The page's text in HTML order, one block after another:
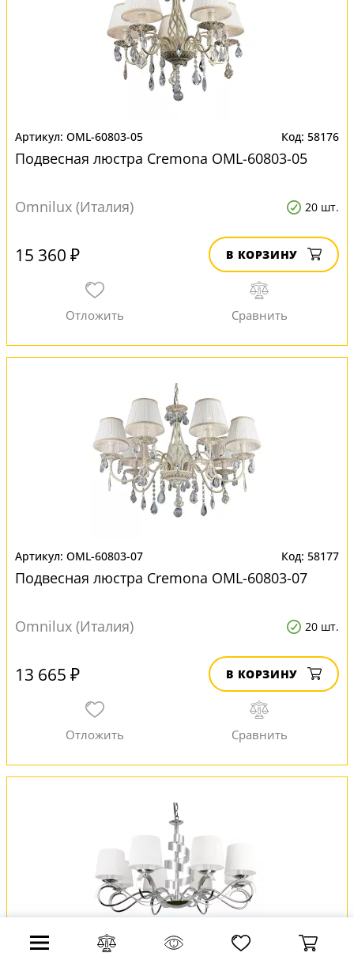
OML-60803-05 58176
Подвесная люстра Cremona OML-60803-05
Omnilux (Италия) 20 шт.
15 360 ₽ В КОРЗИНУ
OML-60803-07 58177
Подвесная люстра Cremona OML-60803-07
Omnilux (Италия) 20 шт.
13 665 ₽ В КОРЗИНУ